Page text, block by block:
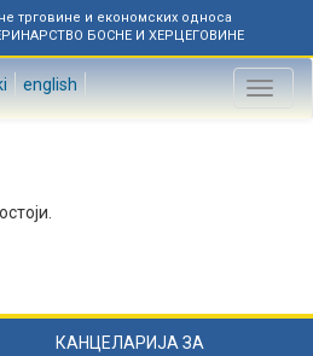
трговине и економских односа
БОСНЕ И ХЕРЦЕГОВИНЕ
english
Toggle
КАНЦЕЛАРИЈА ЗА